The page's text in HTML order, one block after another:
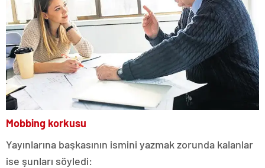
Mobbing korkusu
Yayınlarına başkasının ismini yazmak zorunda kalanlar
ise şunları söyledi: